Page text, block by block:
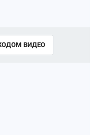
ВИДЕО